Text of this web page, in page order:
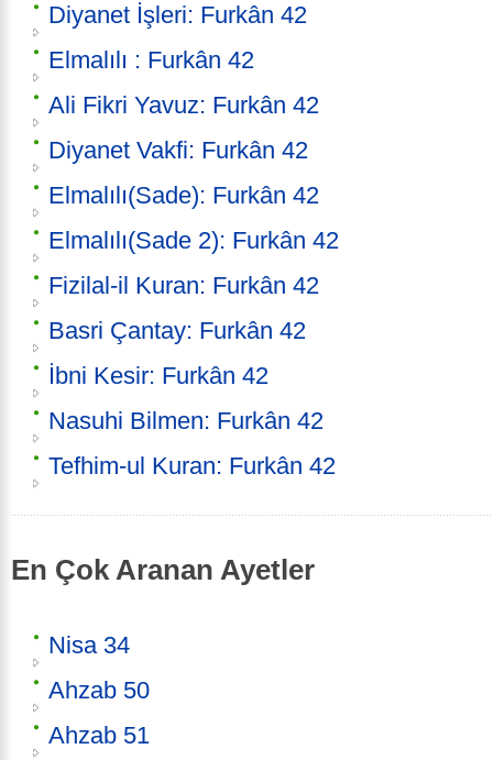
Diyanet İşleri: Furkân 42
Elmalılı : Furkân 42
Ali Fikri Yavuz: Furkân 42
Diyanet Vakfi: Furkân 42
Elmalılı(Sade): Furkân 42
Elmalılı(Sade 2): Furkân 42
Fizilal-il Kuran: Furkân 42
Basri Çantay: Furkân 42
İbni Kesir: Furkân 42
Nasuhi Bilmen: Furkân 42
Tefhim-ul Kuran: Furkân 42
En Çok Aranan Ayetler
Nisa 34
Ahzab 50
Ahzab 51